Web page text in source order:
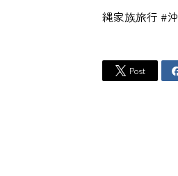
縄家族旅行 #
 Post